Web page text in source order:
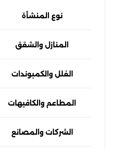
نوع المنشأة
المنازل والشقق
الفلل والكمبوندات
المطاعم والكافيهات
الشركات والمصانع